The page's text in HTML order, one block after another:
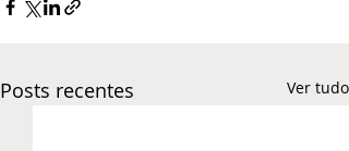
Posts recentes Ver tudo